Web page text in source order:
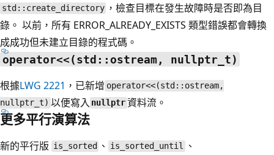
std::create_directory ，檢查目標在發生故障時是否即為目
錄。 以前，所有 ERROR_ALREADY_EXISTS 類型錯誤都會轉換
成成功但未建立目錄的程式碼。
operator<<(std::ostream, nullptr_t)
根據LWG 2221 ，已新增 operator<<(std::ostream,
nullptr_t) 以便寫入 nullptr資料流。
更多平行演算法
新的平行版 is_sorted 、 is_sorted_until 、